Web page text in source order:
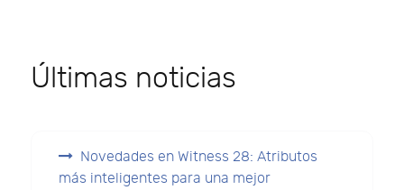
Últimas noticias
Novedades en Witness 28: Atributos
más inteligentes para una mejor